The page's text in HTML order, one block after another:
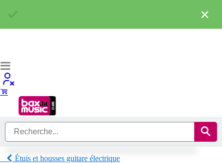
Étuis et housses guitare électrique
×